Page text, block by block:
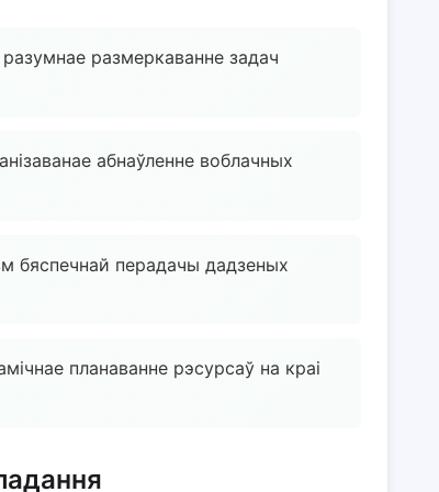
размеркаванне задач
абнаўленне воблачных
бяспечнай перадачы дадзеных
планаванне рэсурсаў на краі